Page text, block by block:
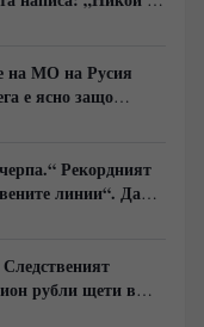
на МО на Русия
е ясно защо
на огъня
Рекордният
линии“. Дали
части са на LBS?
рубли щети в